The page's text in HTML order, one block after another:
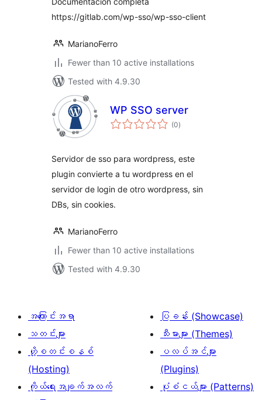
https://gitlab.com/wp-sso/wp-sso-client
MarianoFerro
Fewer than 10 active installations
Tested with 4.9.30
WP SSO server
(0total
ratings
)
Servidor de sso para wordpress, este
plugin convierte a tu wordpress en el
servidor de login de otro wordpress, sin
DBs, sin cookies.
MarianoFerro
Fewer than 10 active installations
Tested with 4.9.30
အကြောင်းအရာ
သတင်းများ
ဟို့စတင်းစနစ်
(Hosting)
ကိုယ်ရေးအချက်အလက်
ပြခန်း (Showcase)
သီးမားများ (Themes)
ပလပ်အင်များ
(Plugins)
ပုံစံငယ်များ (Patterns)